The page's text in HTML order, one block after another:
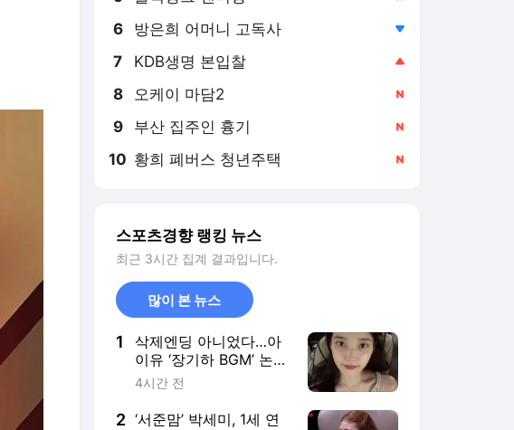
6 방은희 어머니 고독사
7 KDB생명 본입찰
8 오케이 마담2
9 부산 집주인 흉기
10 황희 폐버스 청년주택
스포츠경향 랭킹 뉴스
최근 3시간 집계 결과입니다.
많이 본 뉴스
1
삭제엔딩 아니었다…아
이유 ‘장기하 BGM’ 논
란, 계정 혼동 빚은 촌극
4시간 전
2 ‘서준맘’ 박세미, 1세 연